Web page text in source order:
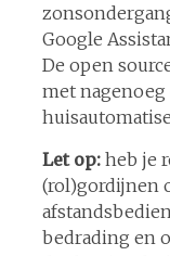
Google
De open
met nagenoeg
Let op: heb je
(rol)gordijnen
bedrading en